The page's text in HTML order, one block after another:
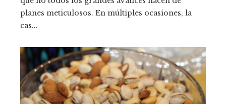
planes meticulosos. En múltiples ocasiones, la
cas...